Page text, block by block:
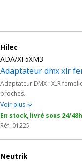
Hilec
ADA/XF5XM3
Adaptateur dmx xlr
Adaptateur DMX : XLR
broches.
Voir plus
En stock, livré sous 24/48h
Réf. 01225
Neutrik